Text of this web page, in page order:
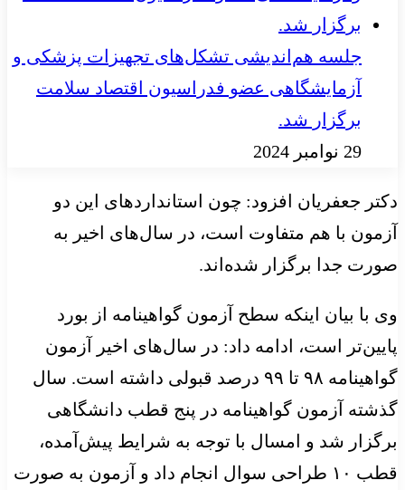
جلسه هم‌اندیشی تشکل‌های تجهیزات پزشکی و
آزمایشگاهی عضو فدراسیون اقتصاد سلامت
برگزار شد.
29 نوامبر 2024
دکتر جعفریان افزود: چون استانداردهای این دو
آزمون با هم متفاوت است، در سال‌های اخیر به
صورت جدا برگزار شده‌اند.
وی با بیان اینکه سطح آزمون گواهینامه از بورد
پایین‌تر است، ادامه داد: در سال‌های اخیر آزمون
گواهینامه ۹۸ تا ۹۹ درصد قبولی داشته است. سال
گذشته آزمون گواهینامه در پنج قطب دانشگاهی
برگزار شد و امسال با توجه به شرایط پیش‌آمده،
قطب ۱۰ طراحی سوال انجام داد و آزمون به صورت